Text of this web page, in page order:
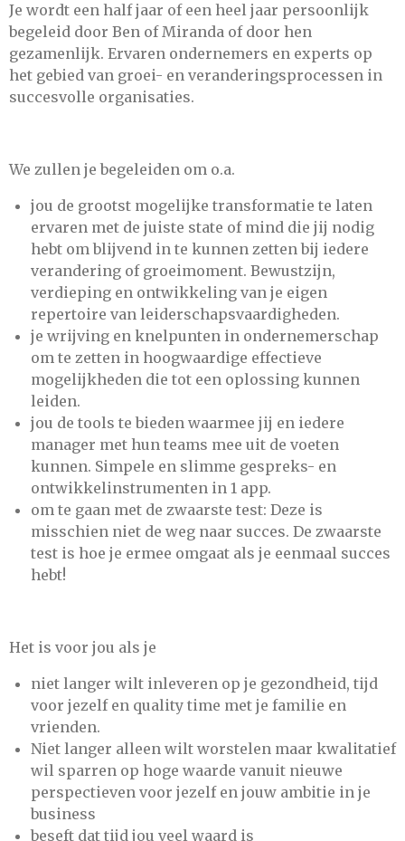
Je wordt een half jaar of een heel jaar persoonlijk
begeleid door Ben of Miranda of door hen
gezamenlijk. Ervaren ondernemers en experts op
het gebied van groei- en veranderingsprocessen in
succesvolle organisaties.
We zullen je begeleiden om o.a.
jou de grootst mogelijke transformatie te laten
ervaren met de juiste state of mind die jij nodig
hebt om blijvend in te kunnen zetten bij iedere
verandering of groeimoment. Bewustzijn,
verdieping en ontwikkeling van je eigen
repertoire van leiderschapsvaardigheden.
je wrijving en knelpunten in ondernemerschap
om te zetten in hoogwaardige effectieve
mogelijkheden die tot een oplossing kunnen
leiden.
jou de tools te bieden waarmee jij en iedere
manager met hun teams mee uit de voeten
kunnen. Simpele en slimme gespreks- en
ontwikkelinstrumenten in 1 app.
om te gaan met de zwaarste test: Deze is
misschien niet de weg naar succes. De zwaarste
test is hoe je ermee omgaat als je eenmaal succes
hebt!
Het is voor jou als je
niet langer wilt inleveren op je gezondheid, tijd
voor jezelf en quality time met je familie en
vrienden.
Niet langer alleen wilt worstelen maar kwalitatief
wil sparren op hoge waarde vanuit nieuwe
perspectieven voor jezelf en jouw ambitie in je
business
beseft dat tijd jou veel waard is